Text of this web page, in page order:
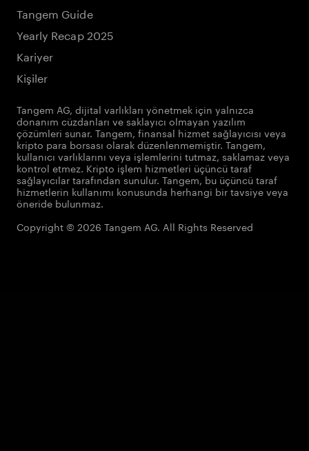
Tangem Guide
Yearly Recap 2025
Kariyer
Kişiler
Tangem AG, dijital varlıkları yönetmek için yalnızca
donanım cüzdanları ve saklayıcı olmayan yazılım
çözümleri sunar. Tangem, finansal hizmet sağlayıcısı veya
kripto para borsası olarak düzenlenmemiştir. Tangem,
kullanıcı varlıklarını veya işlemlerini tutmaz, saklamaz veya
kontrol etmez. Kripto işlem hizmetleri üçüncü taraf
sağlayıcılar tarafından sunulur. Tangem, bu üçüncü taraf
hizmetlerin kullanımı konusunda herhangi bir tavsiye veya
öneride bulunmaz.